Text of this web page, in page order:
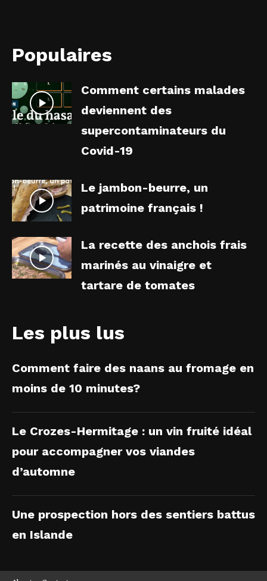
Populaires
Comment certains malades
deviennent des
supercontaminateurs du
Covid-19
Le jambon-beurre, un
patrimoine français !
La recette des anchois frais
marinés au vinaigre et
tartare de tomates
Les plus lus
Comment faire des naans au fromage en
moins de 10 minutes?
Le Crozes-Hermitage : un vin fruité idéal
pour accompagner vos viandes
d’automne
Une prospection hors des sentiers battus
en Islande